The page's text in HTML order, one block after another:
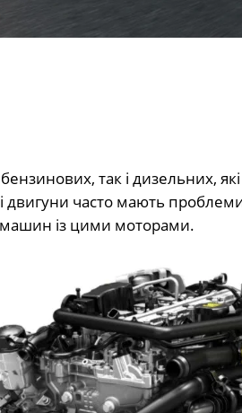
так і дизельних,
двигуни часто мають
машин із цими моторами.